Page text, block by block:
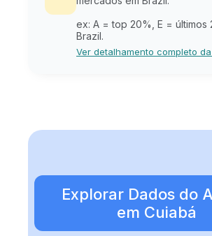
ex: A = top 20%, E = últimos
Brazil.
Ver detalhamento completo
Explorar Dados do
em Cuiabá